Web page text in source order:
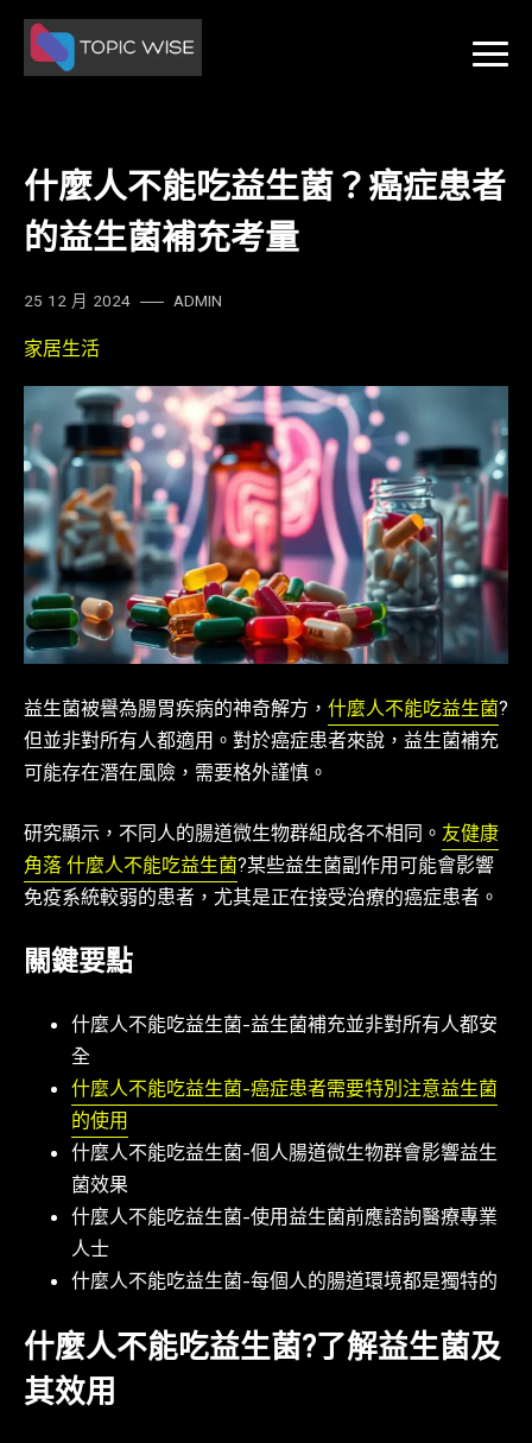
Skip
content
什麼人不能吃益生菌？癌症患者
的益生菌補充考量
25 12 月 2024 ADMIN
家居生活
益生菌被譽為腸胃疾病的神奇解方， 什麼人不能吃益生菌?
但並非對所有人都適用。對於癌症患者來說，益生菌補充
可能存在潛在風險，需要格外謹慎。
研究顯示，不同人的腸道微生物群組成各不相同。 友健康
角落 什麼人不能吃益生菌?某些益生菌副作用可能會影響
免疫系統較弱的患者，尤其是正在接受治療的癌症患者。
關鍵要點
什麼人不能吃益生菌-益生菌補充並非對所有人都安
全
什麼人不能吃益生菌-癌症患者需要特別注意益生菌
的使用
什麼人不能吃益生菌-個人腸道微生物群會影響益生
菌效果
什麼人不能吃益生菌-使用益生菌前應諮詢醫療專業
人士
什麼人不能吃益生菌-每個人的腸道環境都是獨特的
什麼人不能吃益生菌?了解益生菌及
其效用